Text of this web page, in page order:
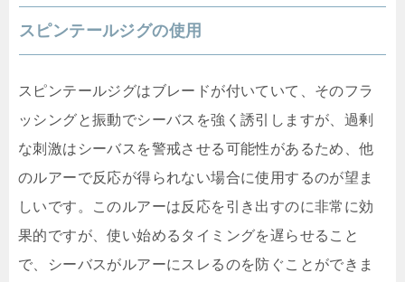
スピンテールジグの使用
スピンテールジグはブレードが付いていて、そのフラ
ッシングと振動でシーバスを強く誘引しますが、過剰
な刺激はシーバスを警戒させる可能性があるため、他
のルアーで反応が得られない場合に使用するのが望ま
しいです。このルアーは反応を引き出すのに非常に効
果的ですが、使い始めるタイミングを遅らせること
で、シーバスがルアーにスレるのを防ぐことができま